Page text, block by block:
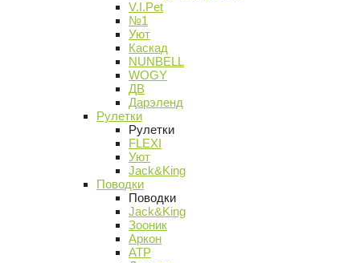
V.I.Pet
№1
Уют
Каскад
NUNBELL
WOGY
ДВ
Дарэленд
Рулетки
Рулетки
FLEXI
Уют
Jack&King
Поводки
Поводки
Jack&King
Зооник
Аркон
АТР